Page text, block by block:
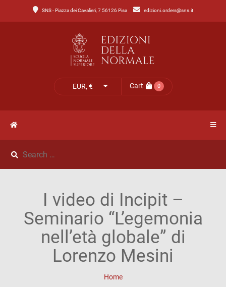
SNS - Piazza dei Cavalieri, 7 56126 Pisa edizioni.orders@sns.it
EUR, € Cart 0
MenuCatalogo
Catalogo
Scienze
NOVITÀ
NEWS
IL
I video di Incipit –
Seminario “L’egemonia
nell’età globale” di
Lorenzo Mesini
Home